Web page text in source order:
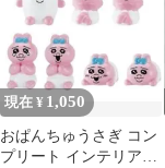
現在 ¥ 1,050
おぱんちゅうさぎ コン
プリート インテリアミ